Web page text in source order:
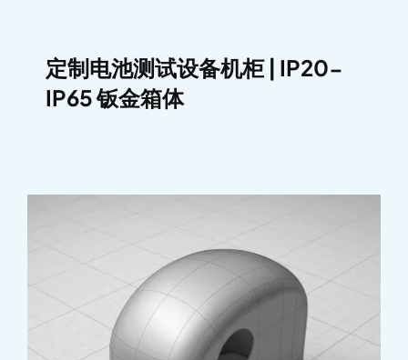
定制电池测试设备机柜 | IP20-
IP65 钣金箱体